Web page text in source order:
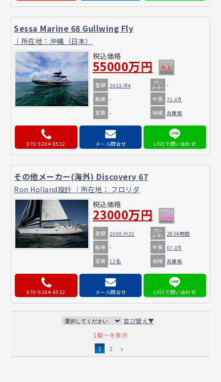
Sessa Marine 68 Gullwing Fly
｜所在地：沖縄（日本）
税込価格
55000万円
登録 2022/R4 ｱﾜｰ
ﾒｰﾀｰ -
船検 - 全長 72.0ft
定員 - 地域 兵庫県
070-9284-8532 メール問合せ
その他メーカー(海外) Discovery 67
Ron Holland設計 ｜所在地： フロリダ
税込価格
23000万円
登録 2008/H20 ｱﾜｰ
ﾒｰﾀｰ 2834時間
船検 - 全長 67.0ft
定員 12名 地域 兵庫県
070-9284-8532 メール問合せ
並び替え▼
1艇～を表示
1 2 »